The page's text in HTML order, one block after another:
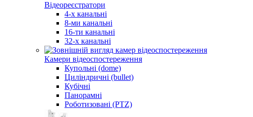
Відеореєстратори
4-х канальні
8-ми канальні
16-ти канальні
32-х канальні
Камери відеоспостереження
Купольні (dome)
Циліндричні (bullet)
Кубічні
Панорамні
Роботизовані (PTZ)